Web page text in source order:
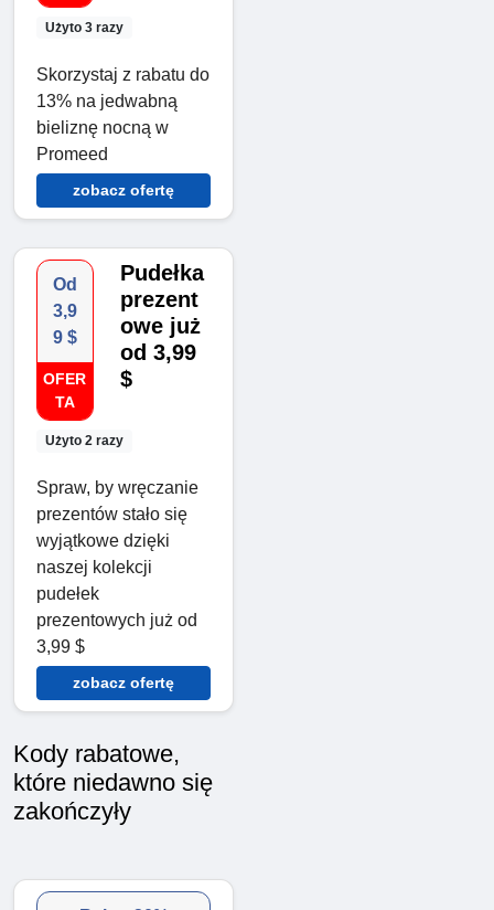
Użyto 3 razy
Skorzystaj z rabatu do
13% na jedwabną
bieliznę nocną w
Promeed
zobacz ofertę
Od
3,9
9 $
OFER
TA
Użyto 2 razy
Pudełka
prezent
owe już
od 3,99
$
Spraw, by wręczanie
prezentów stało się
wyjątkowe dzięki
naszej kolekcji
pudełek
prezentowych już od
3,99 $
zobacz ofertę
Kody rabatowe,
które niedawno się
zakończyły